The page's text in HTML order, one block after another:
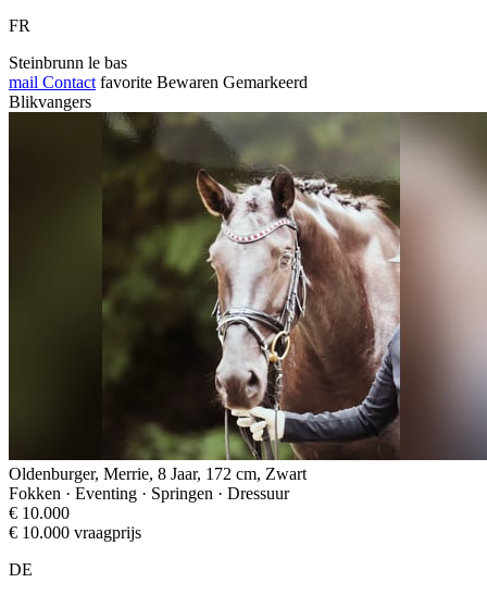
FR
Steinbrunn le bas
mail Contact favorite Bewaren Gemarkeerd
Blikvangers
Oldenburger, Merrie, 8 Jaar, 172 cm, Zwart
Fokken · Eventing · Springen · Dressuur
€ 10.000
€ 10.000 vraagprijs
DE